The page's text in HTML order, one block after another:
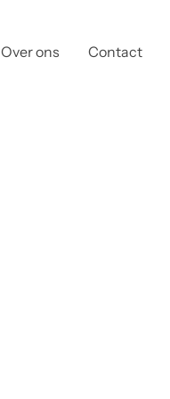
Over ons Contact